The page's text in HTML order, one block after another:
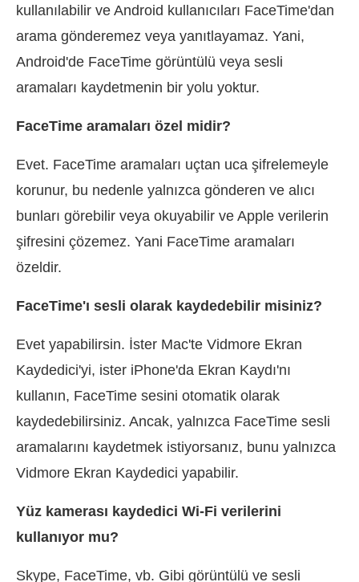
kullanılabilir ve Android kullanıcıları FaceTime'dan
arama gönderemez veya yanıtlayamaz. Yani,
Android'de FaceTime görüntülü veya sesli
aramaları kaydetmenin bir yolu yoktur.
FaceTime aramaları özel midir?
Evet. FaceTime aramaları uçtan uca şifrelemeyle
korunur, bu nedenle yalnızca gönderen ve alıcı
bunları görebilir veya okuyabilir ve Apple verilerin
şifresini çözemez. Yani FaceTime aramaları
özeldir.
FaceTime'ı sesli olarak kaydedebilir misiniz?
Evet yapabilirsin. İster Mac'te Vidmore Ekran
Kaydedici'yi, ister iPhone'da Ekran Kaydı'nı
kullanın, FaceTime sesini otomatik olarak
kaydedebilirsiniz. Ancak, yalnızca FaceTime sesli
aramalarını kaydetmek istiyorsanız, bunu yalnızca
Vidmore Ekran Kaydedici yapabilir.
Yüz kamerası kaydedici Wi-Fi verilerini
kullanıyor mu?
Skype, FaceTime, vb. Gibi görüntülü ve sesli